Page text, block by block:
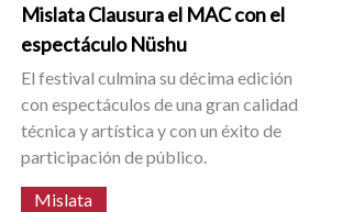
Mislata Clausura el MAC con el
espectáculo Nüshu
El festival culmina su décima edición
con espectáculos de una gran calidad
técnica y artística y con un éxito de
participación de público.
Mislata